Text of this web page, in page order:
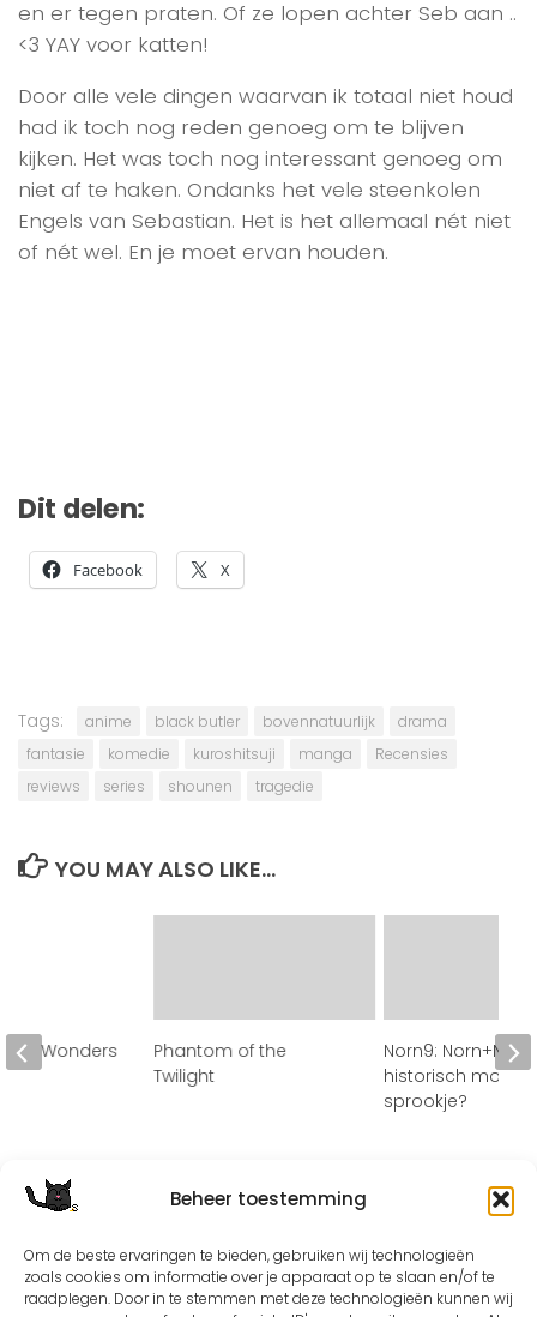
Beheer toestemming
Om de beste ervaringen te bieden, gebruiken wij technologieën
zoals cookies om informatie over je apparaat op te slaan en/of te
raadplegen. Door in te stemmen met deze technologieën kunnen wij
en er tegen praten. Of ze lopen achter Seb aan ..
<3 YAY voor katten!
Door alle vele dingen waarvan ik totaal niet houd
had ik toch nog reden genoeg om te blijven
kijken. Het was toch nog interessant genoeg om
niet af te haken. Ondanks het vele steenkolen
Engels van Sebastian. Het is het allemaal nét niet
of nét wel. En je moet ervan houden.
Dit delen:
Facebook X
Tags: anime black butler bovennatuurlijk
drama
fantasie
komedie kuroshitsuji manga
Recensies
reviews
series shounen tragedie
YOU MAY ALSO LIKE...
Phantom of the
Twilight
Norn9:
historisch
sprookje?
Wonders